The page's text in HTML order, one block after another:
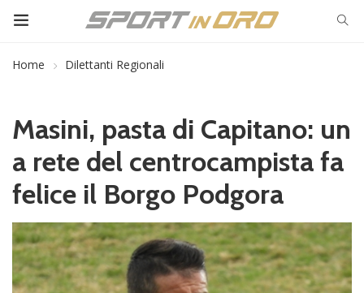
Home Dilettanti Regionali
Masini, pasta di Capitano: un
a rete del centrocampista fa
felice il Borgo Podgora